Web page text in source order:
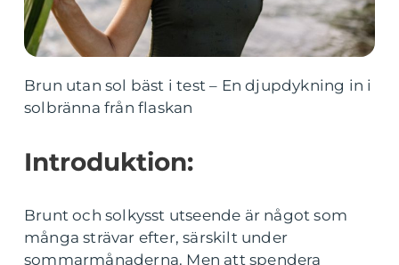
Brun utan sol bäst i test – En djupdykning in i
solbränna från flaskan
Introduktion:
Brunt och solkysst utseende är något som
många strävar efter, särskilt under
sommarmånaderna. Men att spendera